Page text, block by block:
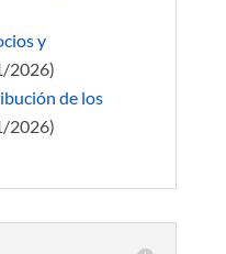
y
2026)
de los
2026)